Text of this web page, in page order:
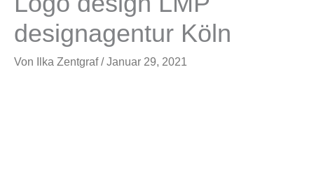
designagentur Köln
Von Ilka Zentgraf/Januar 29, 2021